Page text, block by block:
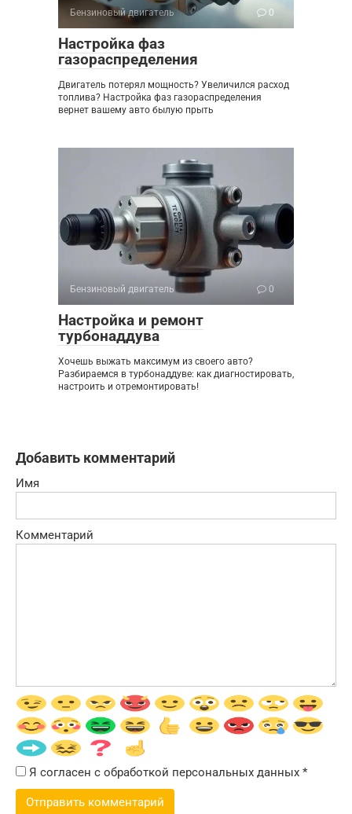
Бензиновый двигатель 0
Настройка фаз
газораспределения
Двигатель потерял мощность? Увеличился расход
топлива? Настройка фаз газораспределения
вернет вашему авто былую прыть
Бензиновый двигатель 0
Настройка и ремонт
турбонаддува
Хочешь выжать максимум из своего авто?
Разбираемся в турбонаддуве: как диагностировать,
настроить и отремонтировать!
Добавить комментарий
Имя
Комментарий
Я согласен с обработкой персональных данных *